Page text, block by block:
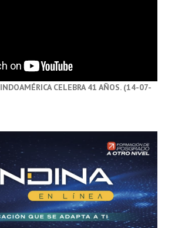
INDOAMÉRICA CELEBRA 41 AÑOS. (14-07-